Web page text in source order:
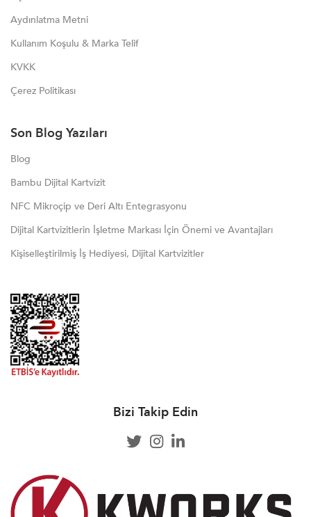
Aydınlatma Metni
Kullanım Koşulu & Marka Telif
KVKK
Çerez Politikası
Son Blog Yazıları
Blog
Bambu Dijital Kartvizit
NFC Mikroçip ve Deri Altı Entegrasyonu
Dijital Kartvizitlerin İşletme Markası İçin Önemi ve Avantajları
Kişiselleştirilmiş İş Hediyesi, Dijital Kartvizitler
Bizi Takip Edin